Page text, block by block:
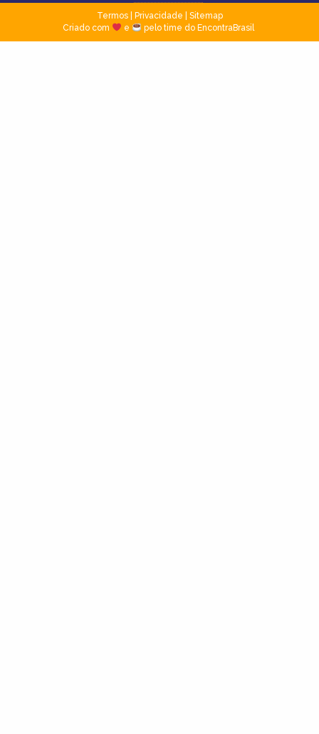
Termos| Privacidade
Sitemap
Criado com
e pelo time do EncontraBrasil